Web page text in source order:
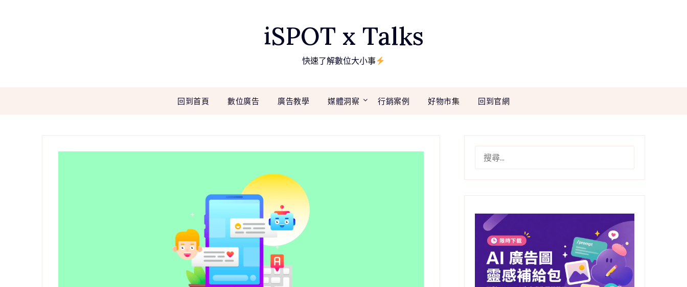
iSPOT x Talks
快速了解數位大小事
回到首頁 數位廣告 廣告教學 媒體洞察 行銷案例 好物市集 回到官網